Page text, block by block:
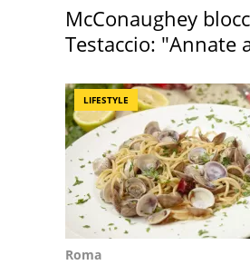
McConaughey
Testaccio: "Annate
LIFESTYLE
Roma